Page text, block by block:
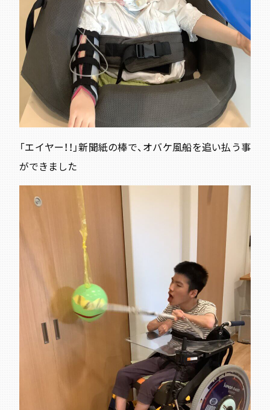
「エイヤー！！」新聞紙の棒で、オバケ風船を追い払う事
ができました